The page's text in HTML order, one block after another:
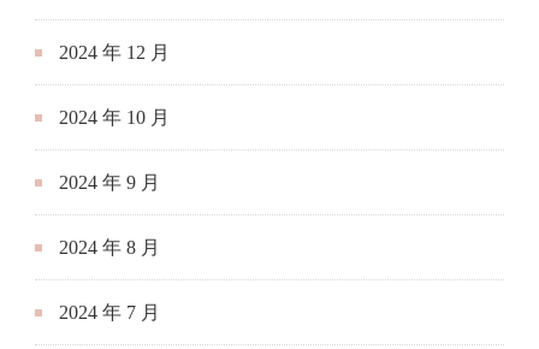
2024 年 12 月
2024 年 10 月
2024 年 9 月
2024 年 8 月
2024 年 7 月